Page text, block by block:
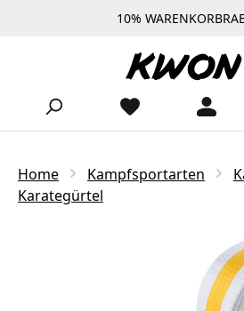
Zum Hauptinhalt springen
10%
Home Kampfsportarten
Karategürtel